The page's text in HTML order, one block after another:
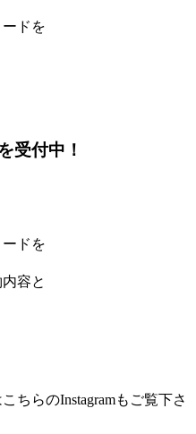
ドを
受付中！
ドを
容と
ちらのInstagramもご覧下さ